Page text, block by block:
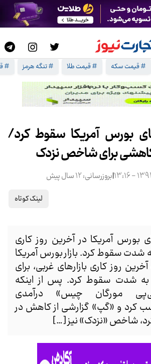
# قیمت سکه # قیمت طلا # تنگه هرمز #
بورس آمریکا سقوط کرد/
برای شاخص نزدک
|بروزرسانی: 12 سال پیش
لینک کوتاه
بورس آمریکا در آخرین روز کاری
شدت سقوط کرد. بازار بورس آمریکا
روز کاری بازارهای غربی، برای
شدت سقوط کرد. پس از اینکه
مورگان چیس» درآمدی
کرد و «گپ» گزارشی از کاهش در
شاخص «نزدک» نیز […]